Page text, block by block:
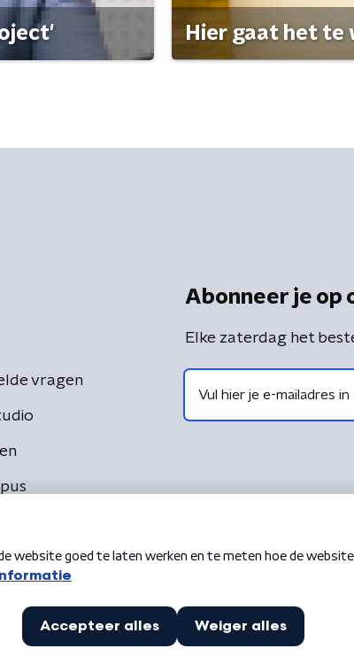
Hier gaat het te
vragen
Abonneer je op
Elke zaterdag het